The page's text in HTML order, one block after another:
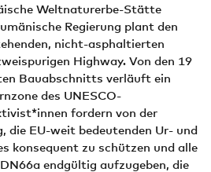
Weltnaturerbe-Stätte
Regierung plant den
nicht-asphaltierten
Highway. Von den 19
Bauabschnitts verläuft ein
des UNESCO-
fordern von der
die EU-weit bedeutenden Ur- und
konsequent zu schützen und alle
endgültig aufzugeben, die